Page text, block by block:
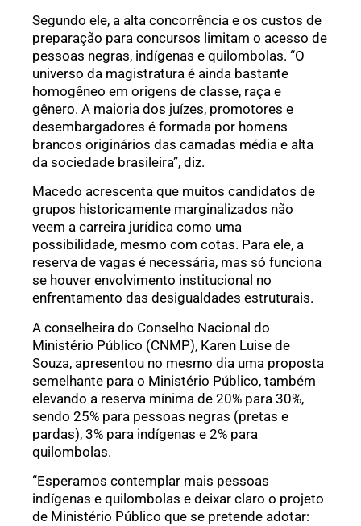
Segundo ele, a alta concorrência e os custos de
preparação para concursos limitam o acesso de
pessoas negras, indígenas e quilombolas. “O
universo da magistratura é ainda bastante
homogêneo em origens de classe, raça e
gênero. A maioria dos juízes, promotores e
desembargadores é formada por homens
brancos originários das camadas média e alta
da sociedade brasileira”, diz.
Macedo acrescenta que muitos candidatos de
grupos historicamente marginalizados não
veem a carreira jurídica como uma
possibilidade, mesmo com cotas. Para ele, a
reserva de vagas é necessária, mas só funciona
se houver envolvimento institucional no
enfrentamento das desigualdades estruturais.
A conselheira do Conselho Nacional do
Ministério Público (CNMP), Karen Luise de
Souza, apresentou no mesmo dia uma proposta
semelhante para o Ministério Público, também
elevando a reserva mínima de 20% para 30%,
sendo 25% para pessoas negras (pretas e
pardas), 3% para indígenas e 2% para
quilombolas.
“Esperamos contemplar mais pessoas
indígenas e quilombolas e deixar claro o projeto
de Ministério Público que se pretende adotar: